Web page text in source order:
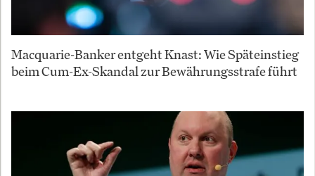
Macquarie-Banker entgeht Knast: Wie Späteinstieg
beim Cum-Ex-Skandal zur Bewährungsstrafe führt